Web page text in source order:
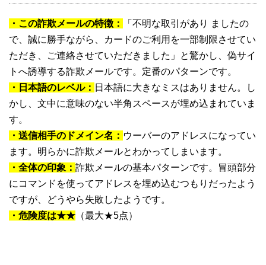
・この詐欺メールの特徴：
「不明な取引があり ましたの
で、誠に勝手ながら、カードのご利用を一部制限させてい
ただき、ご連絡させていただきました」と驚かし、偽サイ
トへ誘導する詐欺メールです。定番のパターンです。
・日本語のレベル： 日本語に大きなミスはありません。し
かし、文中に意味のない半角スペースが埋め込まれていま
す。
・送信相手のドメイン名： ウーバーのアドレスになってい
ます。明らかに詐欺メールとわかってしまいます。
・全体の印象： 詐欺メールの基本パターンです。冒頭部分
にコマンドを使ってアドレスを埋め込むつもりだったよう
ですが、どうやら失敗したようです。
・危険度は★★ （最大★5点）